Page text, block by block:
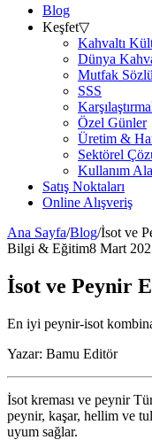
Blog
Keşfet▽
Kahvaltı
Dünya
Mutfak
SSS
Özel Günler
Üretim &
Sektörel
Kullanım
Satış Noktaları
Online Alışveriş
Ana Sayfa/Blog/İsot ve
Bilgi & Eğitim8 Mart
İsot ve Peynir
En iyi peynir-isot
Yazar: Bamu Editör
İsot kreması ve peynir
peynir, kaşar, hellim ve
uyum sağlar.